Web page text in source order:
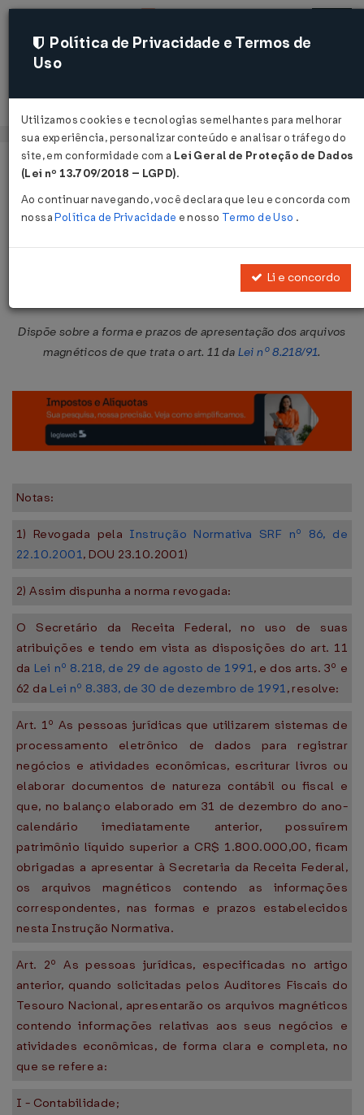
Acessar
Página Inicial Legislações
Instrução Normativa SRF nº 68 de
Dispõe sobre a forma e prazos de apresentação dos arquivos
magnéticos de que trata o art. 11 da Lei nº 8.218/91.
Notas:
1) Revogada pela Instrução Normativa SRF nº 86, de
22.10.2001, DOU 23.10.2001)
2) Assim dispunha a norma revogada:
O Secretário da Receita Federal, no uso de suas
atribuições e tendo em vista as disposições do art. 11
da Lei nº 8.218, de 29 de agosto de 1991, e dos arts. 3º e
62 da Lei nº 8.383, de 30 de dezembro de 1991, resolve:
Art. 1º As pessoas jurídicas que utilizarem sistemas de
processamento eletrônico de dados para registrar
negócios e atividades econômicas, escriturar livros ou
elaborar documentos de natureza contábil ou fiscal e
que, no balanço elaborado em 31 de dezembro do ano-
calendário imediatamente anterior, possuírem
patrimônio líquido superior a CR$ 1.800.000,00, ficam
obrigadas a apresentar à Secretaria da Receita Federal,
os arquivos magnéticos contendo as informações
correspondentes, nas formas e prazos estabelecidos
nesta Instrução Normativa.
Art. 2º As pessoas jurídicas, especificadas no artigo
anterior, quando solicitadas pelos Auditores Fiscais do
Tesouro Nacional, apresentarão os arquivos magnéticos
contendo informações relativas aos seus negócios e
atividades econômicas, de forma clara e completa, no
que se refere a:
I - Contabilidade;
Política de Privacidade e Termos de
Uso
Utilizamos cookies e tecnologias semelhantes para melhorar
sua experiência, personalizar conteúdo e analisar o tráfego do
site, em conformidade com a Lei Geral de Proteção de Dados
(Lei nº 13.709/2018 – LGPD).
Ao continuar navegando, você declara que leu e concorda com
nossaPolítica de Privacidade e nosso Termo de Uso .
Li e concordo